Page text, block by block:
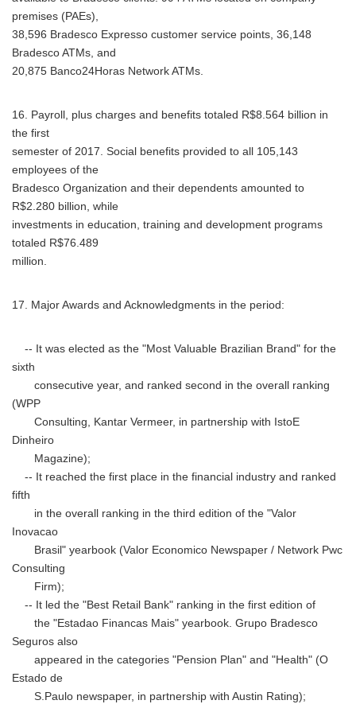
premises (PAEs),
38,596 Bradesco Expresso customer service points, 36,148
Bradesco ATMs, and
20,875 Banco24Horas Network ATMs.
16. Payroll, plus charges and benefits totaled R$8.564 billion in
the first
semester of 2017. Social benefits provided to all 105,143
employees of the
Bradesco Organization and their dependents amounted to
R$2.280 billion, while
investments in education, training and development programs
totaled R$76.489
million.
17. Major Awards and Acknowledgments in the period:
-- It was elected as the "Most Valuable Brazilian Brand" for the
sixth
consecutive year, and ranked second in the overall ranking
(WPP
Consulting, Kantar Vermeer, in partnership with IstoE
Dinheiro
Magazine);
-- It reached the first place in the financial industry and ranked
fifth
in the overall ranking in the third edition of the "Valor
Inovacao
Brasil" yearbook (Valor Economico Newspaper / Network Pwc
Consulting
Firm);
-- It led the "Best Retail Bank" ranking in the first edition of
the "Estadao Financas Mais" yearbook. Grupo Bradesco
Seguros also
appeared in the categories "Pension Plan" and "Health" (O
Estado de
S.Paulo newspaper, in partnership with Austin Rating);